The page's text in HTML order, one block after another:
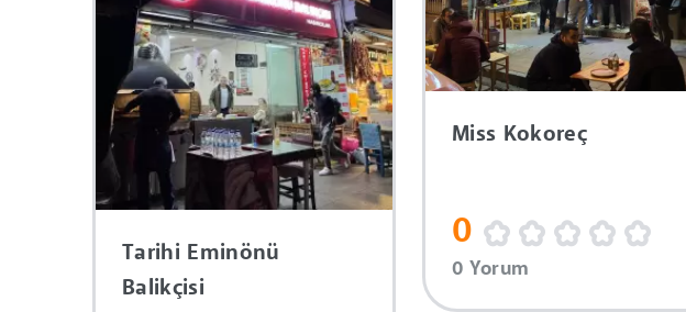
Tarihi Eminönü
Balikçisi
Miss Kokoreç
0
0 Yorum